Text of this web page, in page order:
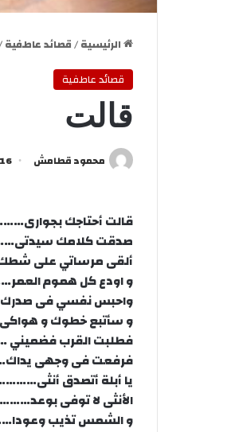
الرئيسية/قصائد عاطفية
قصائد عاطفية
قالت
محمود قطامش 16 نوفمبر، 2025
قالت أحتاجك
صدقت كلامك سيدتى……
ألقى مرساتي على
و اودع كل هموم
واحبس نفسي فى
و سأتبع خطوك و
فطلبت القرب فضميني
فرفعت فى وجهى
يا أبلة أتصدق
الأنثى لا توفى
و الشمس تذيب